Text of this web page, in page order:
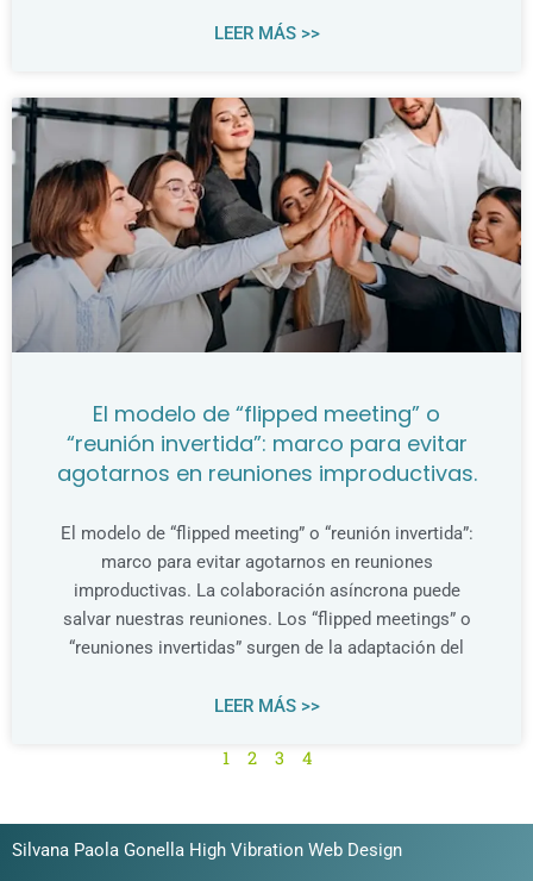
LEER MÁS >>
El modelo de “flipped meeting” o
“reunión invertida”: marco para evitar
agotarnos en reuniones improductivas.
El modelo de “flipped meeting” o “reunión invertida”:
marco para evitar agotarnos en reuniones
improductivas. La colaboración asíncrona puede
salvar nuestras reuniones. Los “flipped meetings” o
“reuniones invertidas” surgen de la adaptación del
LEER MÁS >>
1 2 3 4
Silvana Paola Gonella High Vibration Web Design